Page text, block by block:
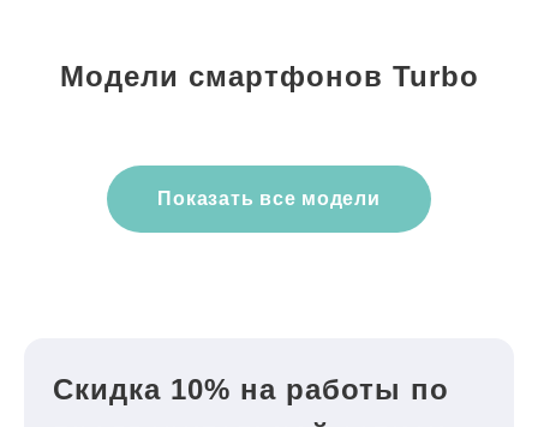
Модели смартфонов Turbo
Показать все модели
Скидка 10% на работы по